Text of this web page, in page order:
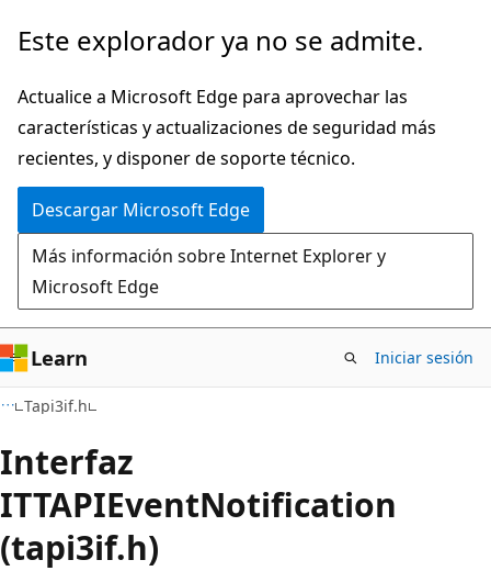
Ir
contenido
principal
Este explorador ya no se admite.
Actualice a Microsoft Edge para aprovechar las
características y actualizaciones de seguridad más
recientes, y disponer de soporte técnico.
Descargar Microsoft Edge
Más información sobre Internet Explorer y
Microsoft Edge
Learn Iniciar sesión
Tapi3if.h
Interfaz
ITTAPIEventNotification
(tapi3if.h)